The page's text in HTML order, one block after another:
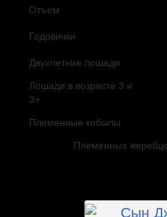
Отъем
Годовички
Двухлетние лошади
Лошади в возрасте 3 и
3+
Племенные кобылы
Племенных